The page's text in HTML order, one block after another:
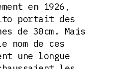
en 1926,
portait des
de 30cm. Mais
nom de ces
une longue